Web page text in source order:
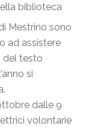
biblioteca
Mestrino sono
ad assistere
del testo
si
dalle 9
volontarie